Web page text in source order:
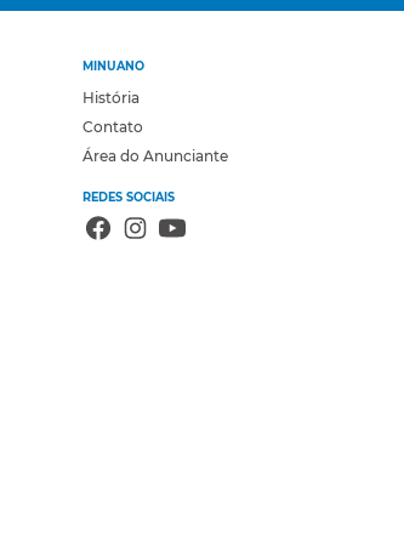
MINUANO
História
Contato
Área do Anunciante
REDES SOCIAIS